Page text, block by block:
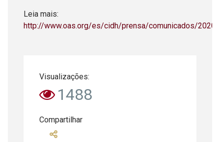
Leia mais:
http://www.oas.org/es/cidh/prensa/comunicados/2020/
Visualizações:
1488
Compartilhar